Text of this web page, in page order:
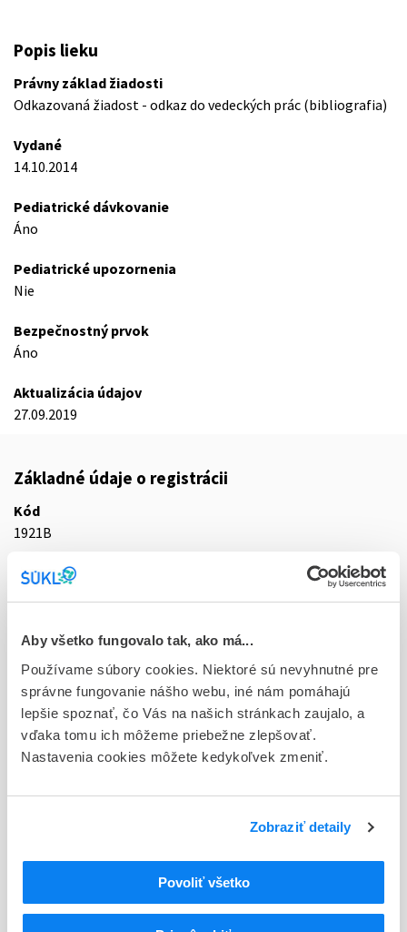
Aby všetko fungovalo tak, ako má...
Používame súbory cookies. Niektoré sú nevyhnutné pre
správne fungovanie nášho webu, iné nám pomáhajú
lepšie spoznať, čo Vás na našich stránkach zaujalo, a
vďaka tomu ich môžeme priebežne zlepšovať.
Nastavenia cookies môžete kedykoľvek zmeniť.
Zobraziť detaily
Povoliť všetko
Popis lieku
Právny základ žiadosti
Odkazovaná žiadost - odkaz do vedeckých prác (bibliografia)
Vydané
14.10.2014
Pediatrické dávkovanie
Áno
Pediatrické upozornenia
Nie
Bezpečnostný prvok
Áno
Aktualizácia údajov
27.09.2019
Základné údaje o registrácii
Kód
1921B
Registračné číslo
Doplnok
Stav
D - Registrácia bez obmedzenia platnosti
Typ registračnej procedúry
87 - VARIA I